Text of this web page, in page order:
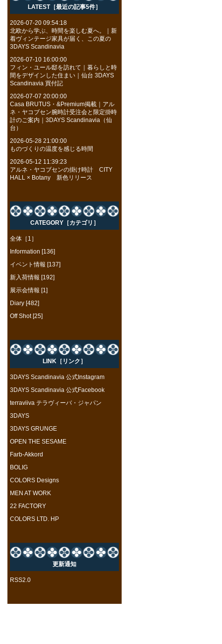
LATEST［最近の記事5件］
2026-07-20 09:54:18
北欧から学ぶ、時間を楽しむ夏へ。｜新
着ヴィンテージ家具が届く、この夏の
3DAYS Scandinavia
2026-07-10 16:00:00
フィン・ユール邸を訪れて｜暮らしと時
間をデザインした住まい｜仙台 3DAYS
Scandinavia 買付記
2026-07-07 20:00:00
Casa BRUTUS・&Premium掲載｜アル
ネ・ヤコブセン腕時計受注会と限定掛時
計のご案内｜3DAYS Scandinavia（仙
台）
2026-05-28 21:00:00
ものづくりの温度を感じる時間
2026-05-12 11:39:23
アルネ・ヤコブセンの掛け時計 CITY
HALL × Botany 新色リリース
CATEGORY［カテゴリ］
全体［1］
Information [136]
イベント情報 [137]
新入荷情報 [192]
展示会情報 [1]
Diary [482]
Off Shot [25]
LINK［リンク］
3DAYS Scandinavia 公式Instagram
3DAYS Scandinavia 公式Facebook
terraviiva テラヴィーバ・ジャパン
3DAYS
3DAYS GRUNGE
OPEN THE SESAME
Farb-Akkord
BOLIG
COLORS Designs
MEN AT WORK
22 FACTORY
COLORS LTD. HP
更新通知
RSS2.0